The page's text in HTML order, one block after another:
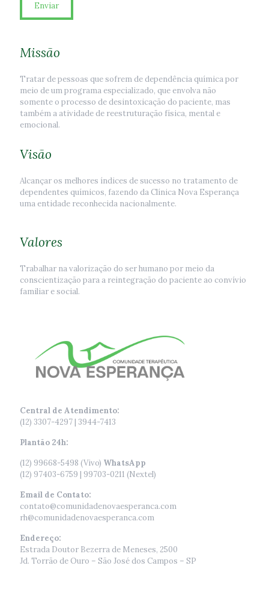
Missão
Tratar de pessoas que sofrem de dependência química por
meio de um programa especializado, que envolva não
somente o processo de desintoxicação do paciente, mas
também a atividade de reestruturação física, mental e
emocional.
Visão
Alcançar os melhores índices de sucesso no tratamento de
dependentes químicos, fazendo da Clínica Nova Esperança
uma entidade reconhecida nacionalmente.
Valores
Trabalhar na valorização do ser humano por meio da
conscientização para a reintegração do paciente ao convívio
familiar e social.
Central de Atendimento:
(12) 3307-4297 | 3944-7413
Plantão 24h:
(12) 99668-5498 (Vivo) WhatsApp
(12) 97403-6759 | 99703-0211 (Nextel)
Email de Contato:
contato@comunidadenovaesperanca.com
rh@comunidadenovaesperanca.com
Endereço:
Estrada Doutor Bezerra de Meneses, 2500
Jd. Torrão de Ouro – São José dos Campos – SP